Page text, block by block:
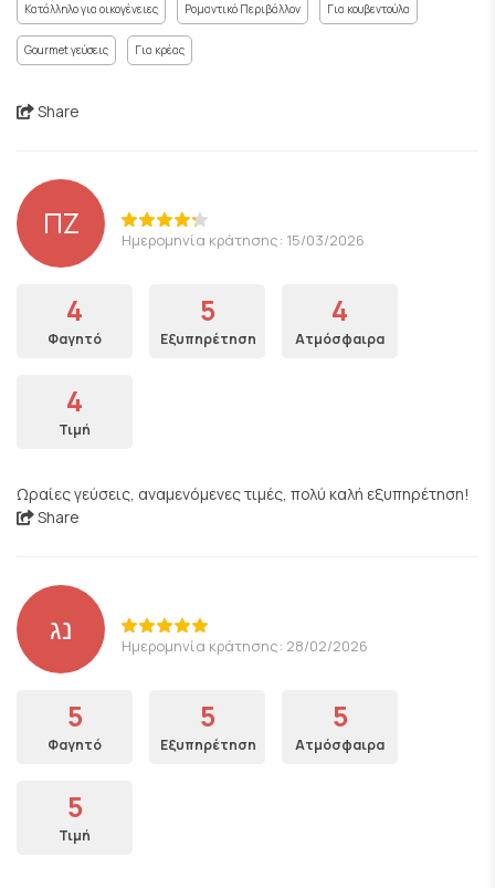
Κατάλληλο για οικογένειες Ρομαντικό Περιβάλλον Για κουβεντούλα
Gourmet γεύσεις Για κρέας
Share
ΠΖ Ημερομηνία κράτησης: 15/03/2026
4
Φαγητό
5
Εξυπηρέτηση
4
Ατμόσφαιρα
4
Τιμή
Ωραίες γεύσεις, αναμενόμενες τιμές, πολύ καλή εξυπηρέτηση!
Share
נג Ημερομηνία κράτησης: 28/02/2026
5
Φαγητό
5
Εξυπηρέτηση
5
Ατμόσφαιρα
5
Τιμή